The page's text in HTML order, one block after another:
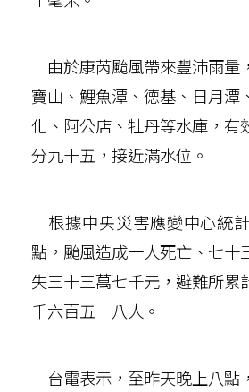
由於康芮颱風帶來豐沛雨量
寶山、鯉魚潭、德基、日月潭
化、阿公店、牡丹等水庫，有
分九十五，接近滿水位。
根據中央災害應變中心統
點，颱風造成一人死亡、七十
失三十三萬七千元，避難所累
千六百五十八人。
台電表示，至昨天晚上八點